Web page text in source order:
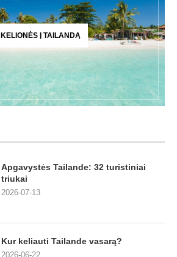
KELIONĖS Į TAILANDĄ
Apgavystės Tailande: 32 turistiniai
triukai
2026-07-13
Kur keliauti Tailande vasarą?
2026-06-22